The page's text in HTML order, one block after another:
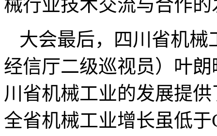
械行业技术交流与合作的
大会最后，四川省机
经信厅二级巡视员）叶
川省机械工业的发展提
全省机械工业增长虽低